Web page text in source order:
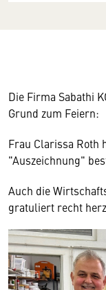
Die Firma Sabathi
Grund zum Feiern:
Frau Clarissa
"Auszeichnung"
Auch die
gratuliert recht